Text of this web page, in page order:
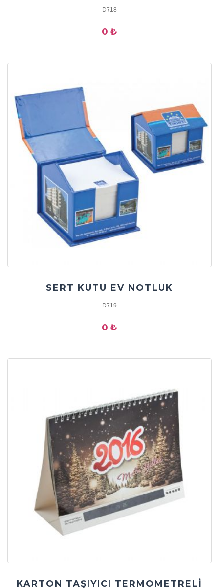
D718
0 ₺
SERT KUTU EV NOTLUK
D719
0 ₺
KARTON TAŞIYICI TERMOMETRELİ